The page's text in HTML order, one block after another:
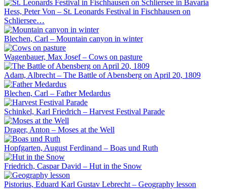
Hess, Peter Von – St. Leonards Festival in Fischhausen on
Schliersee…
Blechen, Carl – Mountain canyon in winter
Wagenbauer, Max Josef – Cows on pasture
Adam, Albrecht – The Battle of Abensberg on April 20, 1809
Blechen, Carl – Father Medardus
Schinkel, Karl Friedrich – Harvest Festival Parade
Drager, Anton – Moses at the Well
Hopfgarten, August Ferdinand – Boas und Ruth
Friedrich, Caspar David – Hut in the Snow
Pistorius, Eduard Karl Gustav Lebrecht – Geography lesson